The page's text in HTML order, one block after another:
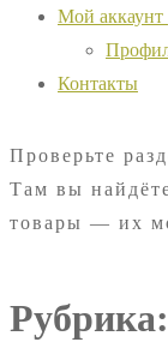
Мой аккаунт
Контакты
Проверьте
Там вы
товары — их
Рубрика: